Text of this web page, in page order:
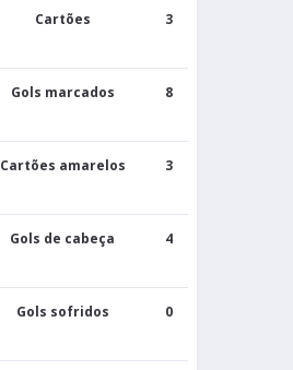
Cartões 3
Gols marcados 8
Cartões amarelos 3
Gols de cabeça 4
Gols sofridos 0